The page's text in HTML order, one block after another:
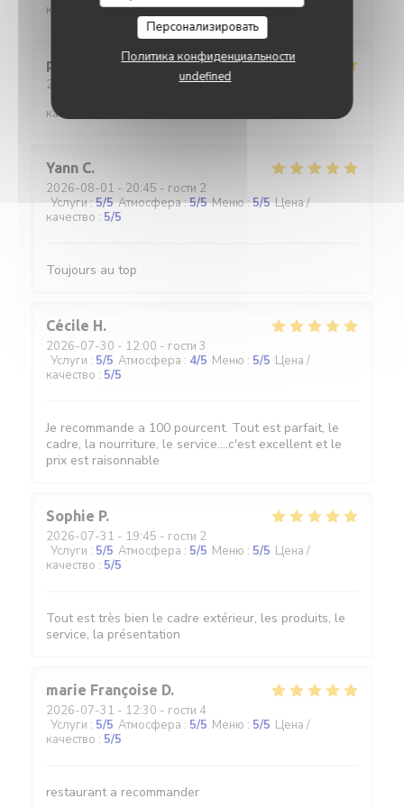
Персонализировать
Политика конфиденциальности
undefined
качество
:5/5
pascal
2026-07-30
- 12:00 - гости 2
Услуги
качество
Yann C
2026-08-01 - 20:45 - гости 2
Услуги:5/5 Атмосфера:5/5 Меню:5/5 Цена /
качество : 5/5
Toujours au top
Cécile H
2026-07-30 - 12:00 - гости 3
Услуги : 5/5 Атмосфера : 4/5 Меню : 5/5 Цена /
качество : 5/5
Je recommande a 100 pourcent. Tout est parfait, le
cadre, la nourriture, le service....c'est excellent et le
prix est raisonnable
Sophie P
2026-07-31 - 19:45 - гости 2
Услуги : 5/5 Атмосфера : 5/5 Меню : 5/5 Цена /
качество : 5/5
Tout est très bien le cadre extérieur, les produits, le
service, la présentation
marie Françoise D
2026-07-31 - 12:30 - гости 4
Услуги : 5/5 Атмосфера : 5/5 Меню : 5/5 Цена /
качество : 5/5
restaurant a recommander